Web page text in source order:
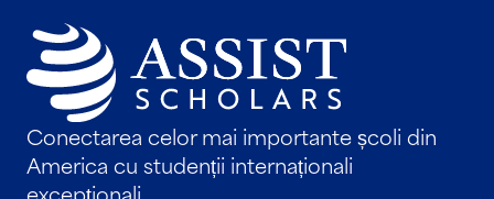
Conectarea celor mai importante școli din
America cu studenții internaționali